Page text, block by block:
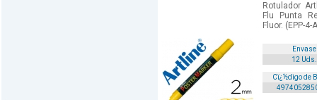
Rotulador
Flu Punta
Fluor. (EPP-4-
Envase
12 Uds.
Cï¿½digo de